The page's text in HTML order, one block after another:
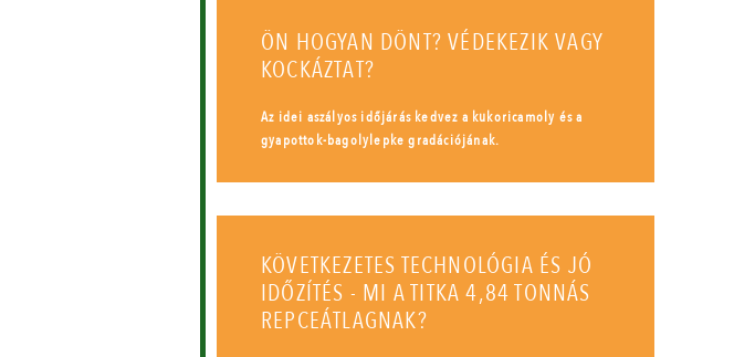
ÖN HOGYAN DÖNT? VÉDEKEZIK VAGY
KOCKÁZTAT?
Az idei aszályos időjárás kedvez a kukoricamoly és a
gyapottok-bagolylepke gradációjának.
KÖVETKEZETES TECHNOLÓGIA ÉS JÓ
IDŐZÍTÉS - MI A TITKA 4,84 TONNÁS
REPCEÁTLAGNAK?